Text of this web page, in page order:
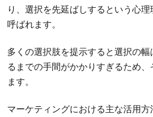
り、選択を先延ばしするという心
呼ばれます。
多くの選択肢を提示すると選択の
るまでの手間がかかりすぎるため
ます。
マーケティングにおける主な活用方